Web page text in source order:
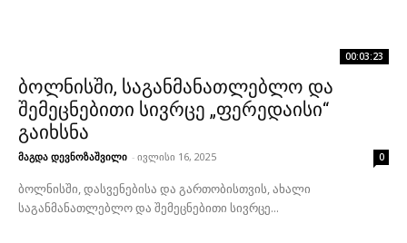
00:03:23
ბოლნისში, საგანმანათლებლო და
შემეცნებითი სივრცე „ფერედაისი“
გაიხსნა
მაგდა დევნოზაშვილი - ივლისი 16, 2025 0
ბოლნისში, დასვენებისა და გართობისთვის, ახალი
საგანმანათლებლო და შემეცნებითი სივრცე...